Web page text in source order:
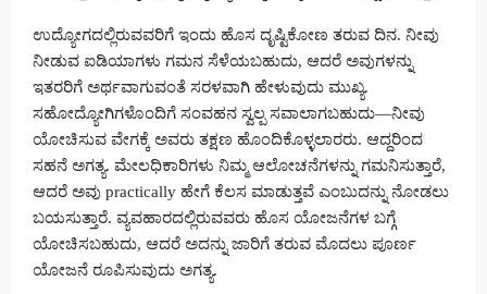
ಉದ್ಯೋಗದಲ್ಲಿರುವವರಿಗೆ ಇಂದು ಹೊಸ ದೃಷ್ಟಿಕೋಣ ತರುವ ದಿನ. ನೀವು
ನೀಡುವ ಐಡಿಯಾಗಳು ಗಮನ ಸೆಳೆಯಬಹುದು, ಆದರೆ ಅವುಗಳನ್ನು
ಇತರರಿಗೆ ಅರ್ಥವಾಗುವಂತೆ ಸರಳವಾಗಿ ಹೇಳುವುದು ಮುಖ್ಯ.
ಸಹೋದ್ಯೋಗಿಗಳೊಂದಿಗೆ ಸಂವಹನ ಸ್ವಲ್ಪ ಸವಾಲಾಗಬಹುದು—ನೀವು
ಯೋಚಿಸುವ ವೇಗಕ್ಕೆ ಅವರು ತಕ್ಷಣ ಹೊಂದಿಕೊಳ್ಳಲಾರರು. ಆದ್ದರಿಂದ
ಸಹನೆ ಅಗತ್ಯ. ಮೇಲಧಿಕಾರಿಗಳು ನಿಮ್ಮ ಆಲೋಚನೆಗಳನ್ನು ಗಮನಿಸುತ್ತಾರೆ,
ಆದರೆ ಅವು practically ಹೇಗೆ ಕೆಲಸ ಮಾಡುತ್ತವೆ ಎಂಬುದನ್ನು ನೋಡಲು
ಬಯಸುತ್ತಾರೆ. ವ್ಯವಹಾರದಲ್ಲಿರುವವರು ಹೊಸ ಯೋಜನೆಗಳ ಬಗ್ಗೆ
ಯೋಚಿಸಬಹುದು, ಆದರೆ ಅದನ್ನು ಜಾರಿಗೆ ತರುವ ಮೊದಲು ಪೂರ್ಣ
ಯೋಜನೆ ರೂಪಿಸುವುದು ಅಗತ್ಯ.